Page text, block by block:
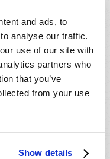
and ads, to
analyse our traffic.
use of our site with
partners who
that you’ve
from your use
Show details